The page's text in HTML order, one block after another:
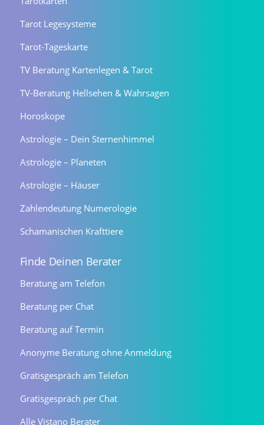
Tarot Legesysteme
Tarot-Tageskarte
TV Beratung Kartenlegen & Tarot
TV-Beratung Hellsehen & Wahrsagen
Horoskope
Astrologie – Dein Sternenhimmel
Astrologie – Planeten
Astrologie – Häuser
Zahlendeutung Numerologie
Schamanischen Krafttiere
Finde Deinen Berater
Beratung am Telefon
Beratung per Chat
Beratung auf Termin
Anonyme Beratung ohne Anmeldung
Gratisgespräch am Telefon
Gratisgespräch per Chat
Alle Vistano Berater